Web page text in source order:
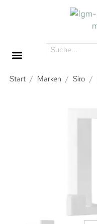
Start / Marken / Siro /